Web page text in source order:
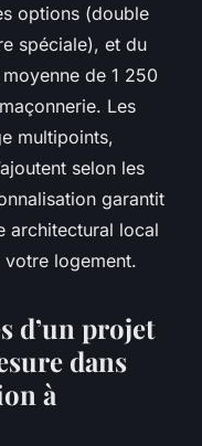
options (double
spéciale), et du
de 1 250
Les
multipoints,
selon les
garantit
architectural local
logement.
d’un projet
dans
à